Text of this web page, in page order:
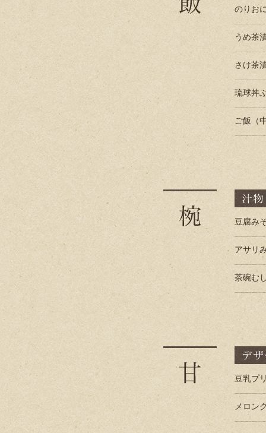
のりお
うめ茶
さけ茶
琉球丼
ご飯（
豆腐み
アサリ
茶碗む
豆乳プ
メロン